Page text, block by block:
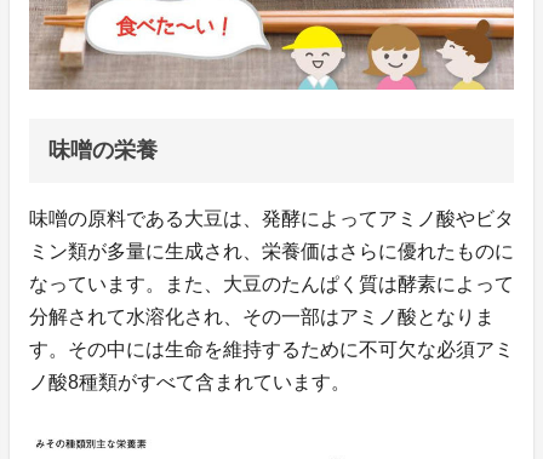
味噌の栄養
味噌の原料である大豆は、発酵によってアミノ酸やビタ
ミン類が多量に生成され、栄養価はさらに優れたものに
なっています。また、大豆のたんぱく質は酵素によって
分解されて水溶化され、その一部はアミノ酸となりま
す。その中には生命を維持するために不可欠な必須アミ
ノ酸8種類がすべて含まれています。